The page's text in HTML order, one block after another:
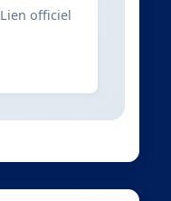
Lien officiel